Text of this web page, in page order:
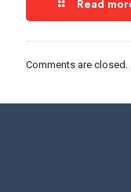
Read
Comments are closed.